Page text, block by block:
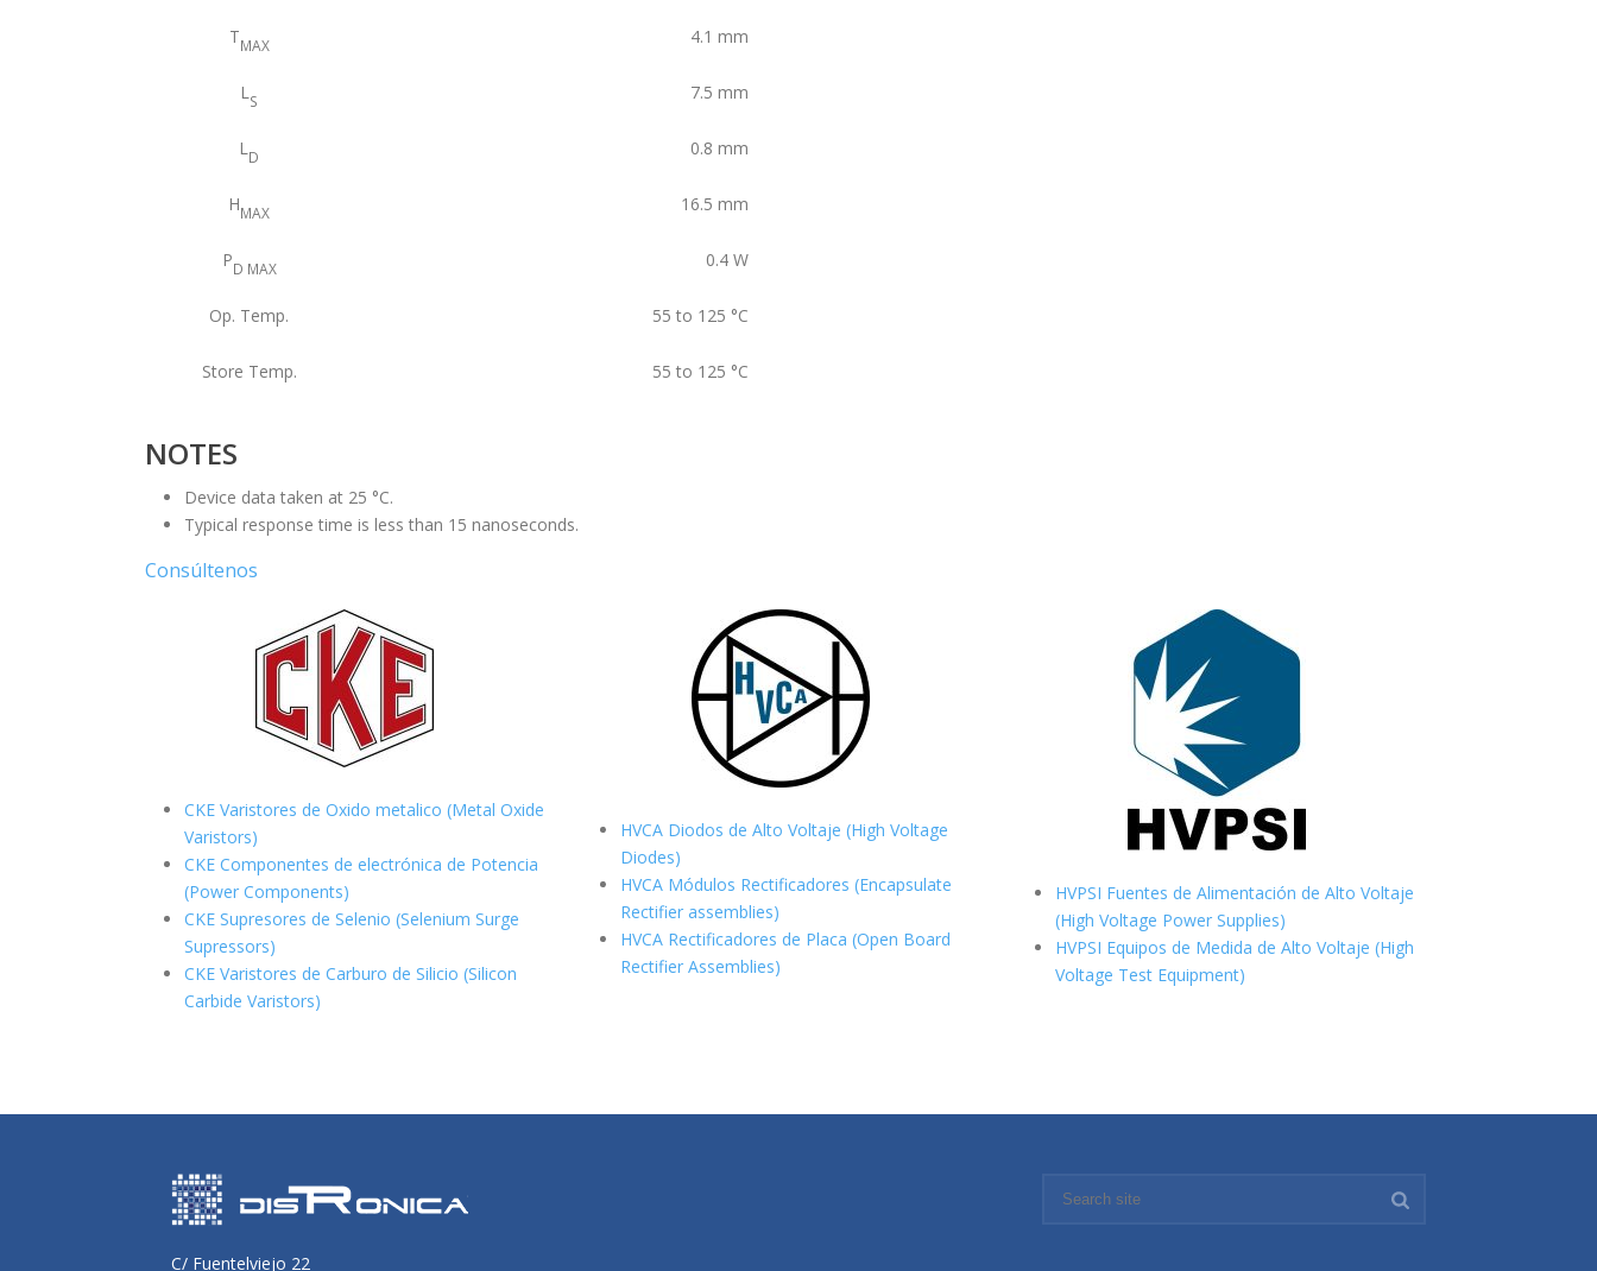
TMAX 4.1 mm
LS 7.5 mm
LD 0.8 mm
HMAX 16.5 mm
PD MAX 0.4 W
Op. Temp. 55 to 125 °C
Store Temp. 55 to 125 °C
NOTES
Device data taken at 25 °C.
Typical response time is less than 15 nanoseconds.
Consúltenos
CKE Varistores de Oxido metalico (Metal Oxide
Varistors)
CKE Componentes de electrónica de Potencia
(Power Components)
CKE Supresores de Selenio (Selenium Surge
Supressors)
CKE Varistores de Carburo de Silicio (Silicon
Carbide Varistors)
HVCA Diodos de Alto Voltaje (High Voltage
Diodes)
HVCA Módulos Rectificadores (Encapsulate
Rectifier assemblies)
HVCA Rectificadores de Placa (Open Board
Rectifier Assemblies)
HVPSI Fuentes de Alimentación de Alto Voltaje
(High Voltage Power Supplies)
HVPSI Equipos de Medida de Alto Voltaje (High
Voltage Test Equipment)
C/ Fuentelviejo 22